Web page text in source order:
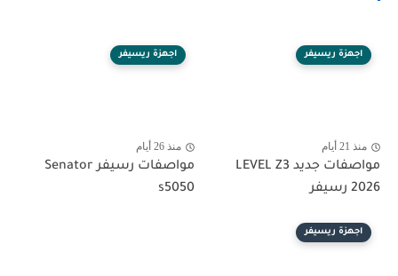
اجهزة ريسيفر
منذ 21 أيام
مواصفات جديد LEVEL Z3
2026 رسيفر
اجهزة ريسيفر
منذ 26 أيام
مواصفات رسيفر Senator
s5050
اجهزة ريسيفر